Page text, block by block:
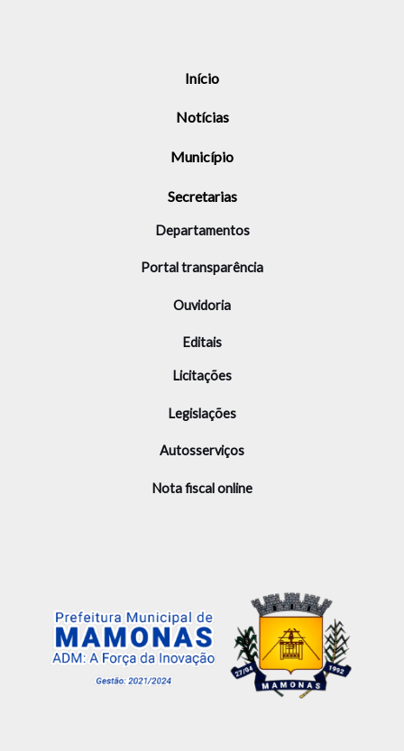
Início
Notícias
Município
Secretarias
Departamentos
Portal transparência
Ouvidoria
Editais
Licitações
Legislações
Autosserviços
Nota fiscal online